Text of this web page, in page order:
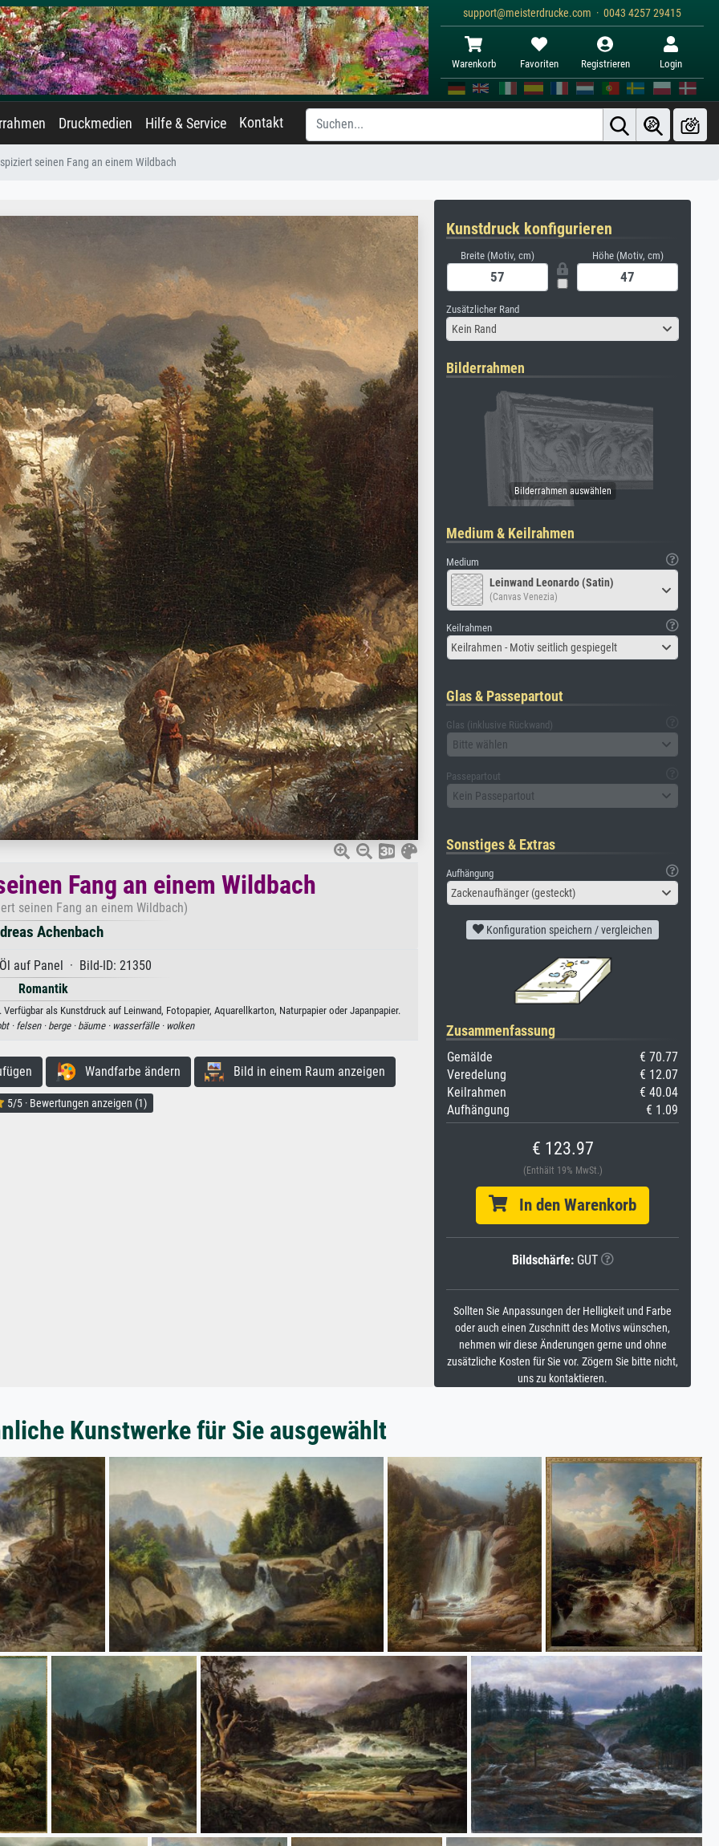
support@meisterdrucke.com · 0043 4257 29415
Warenkorb Favoriten Registrieren Login
Druckmedien Hilfe & Service Kontakt
seinen Fang an einem Wildbach
Fang an einem Wildbach
seinen Fang an einem Wildbach)
Achenbach
auf Panel · Bild-ID: 21350
Romantik
als Kunstdruck auf Leinwand, Fotopapier, Aquarellkarton, Naturpapier oder Japanpapier.
· felsen · berge · bäume · wasserfälle · wolken
Wandfarbe ändern Bild in einem Raum anzeigen
5/5 · Bewertungen anzeigen (1)
Kunstdruck konfigurieren
Breite (Motiv, cm) Höhe (Motiv, cm)
Zusätzlicher Rand
Kein Rand
Bilderrahmen
Medium & Keilrahmen
Medium
Leinwand Leonardo (Satin)
(Canvas Venezia)
Keilrahmen
Keilrahmen - Motiv seitlich gespiegelt
Glas & Passepartout
Glas (inklusive Rückwand)
Bitte wählen
Passepartout
Kein Passepartout
Sonstiges & Extras
Aufhängung
Zackenaufhänger (gesteckt)
Konfiguration speichern / vergleichen
Zusammenfassung
Gemälde
€ 70.77
Veredelung
€ 12.07
Keilrahmen
€ 40.04
Aufhängung
€ 1.09
€ 123.97
(Enthält 19% MwSt.)
In den Warenkorb
Bildschärfe:GUT
Sollten Sie Anpassungen der Helligkeit und Farbe
oder auch einen Zuschnitt des Motivs wünschen,
nehmen wir diese Änderungen gerne und ohne
zusätzliche Kosten für Sie vor. Zögern Sie bitte nicht,
uns zu kontaktieren.
Kunstwerke für Sie ausgewählt